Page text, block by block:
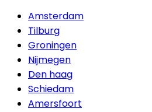
Amsterdam
Tilburg
Groningen
Nijmegen
Den haag
Schiedam
Amersfoort